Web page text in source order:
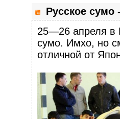
Русское сумо
25—26 апреля в
сумо. Имхо, но
отличной от